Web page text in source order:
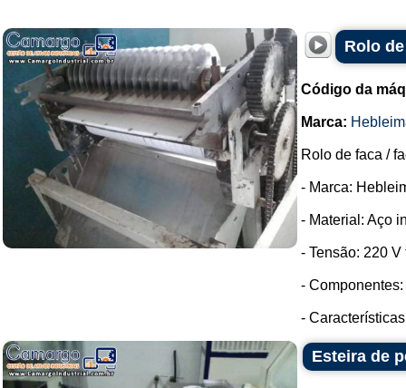
Rolo
Código da
Marca:
Rolo de faca /
- Marca:
- Material: Aço
- Tensão: 220 V
-
-
Esteira de